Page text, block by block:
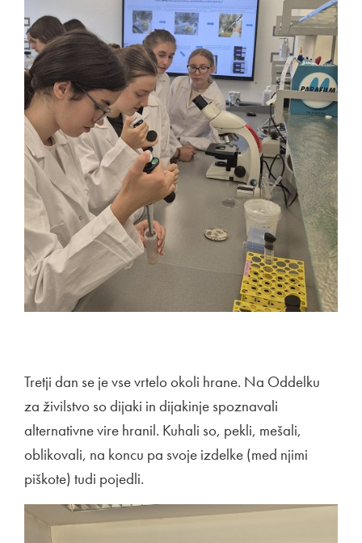
Tretji dan se je vse vrtelo okoli hrane. Na Oddelku
za živilstvo so dijaki in dijakinje spoznavali
alternativne vire hranil. Kuhali so, pekli, mešali,
oblikovali, na koncu pa svoje izdelke (med njimi
piškote) tudi pojedli.